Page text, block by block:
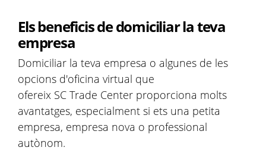
Els beneficis de domiciliar la teva
empresa
Domiciliar la teva empresa o algunes de les
opcions d'oficina virtual que
ofereix SC Trade Center proporciona molts
avantatges, especialment si ets una petita
empresa, empresa nova o professional
autònom.